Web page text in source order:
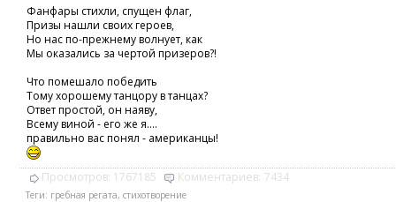
Фанфары стихли, спущен флаг,
Призы нашли своих героев,
Но нас по-прежнему волнует, как
Мы оказались за чертой призеров?!
Что помешало победить
Тому хорошему танцору в танцах?
Ответ простой, он наяву,
Всему виной - его же я....
правильно вас понял - американцы!
Просмотров: 1767185 Комментариев: 7434
Теги: гребная регата, стихотворение